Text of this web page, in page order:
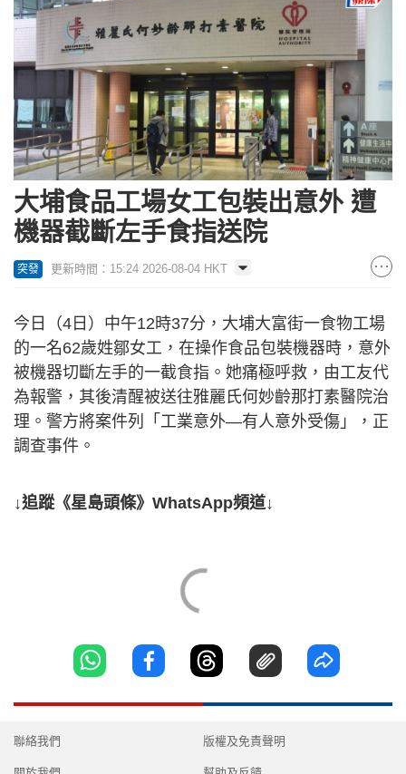
大埔食品工場女工包裝出意外 遭
機器截斷左手食指送院
突發 更新時間：15:24 2026-08-04 HKT
今日（4日）中午12時37分，大埔大富街一食物工場
的一名62歲姓鄒女工，在操作食品包裝機器時，意外
被機器切斷左手的一截食指。她痛極呼救，由工友代
為報警，其後清醒被送往雅麗氏何妙齡那打素醫院治
理。警方將案件列「工業意外—有人意外受傷」，正
調查事件。
↓追蹤《星島頭條》WhatsApp頻道↓
聯絡我們 版權及免責聲明